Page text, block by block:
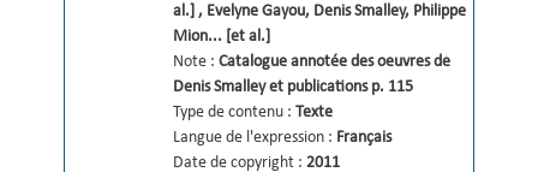
al.] , Evelyne Gayou, Denis Smalley, Philippe
Mion... [et al.]
Note : Catalogue annotée des oeuvres de
Denis Smalley et publications p. 115
Type de contenu : Texte
Langue de l'expression : Français
Date de copyright : 2011